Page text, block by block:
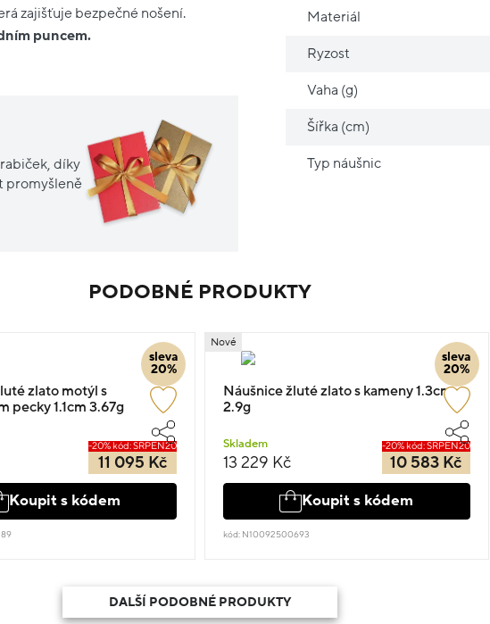
zajišťuje bezpečné nošení.
puncem.
díky
promyšleně
Materiál
Ryzost
Vaha (g)
Šířka (cm)
Typ náušnic
PODOBNÉ PRODUKTY
sleva
20%
zlato motýl s
pecky 1.1cm 3.67g
-20% kód: SRPEN20
11 095 Kč
Koupit s kódem
sleva
20%
Nové
Náušnice žluté zlato s kameny 1.3cm
2.9g
Skladem
13 229 Kč
-20% kód: SRPEN20
10 583 Kč
Koupit s kódem
kód: N10092500693
DALŠÍ PODOBNÉ PRODUKTY